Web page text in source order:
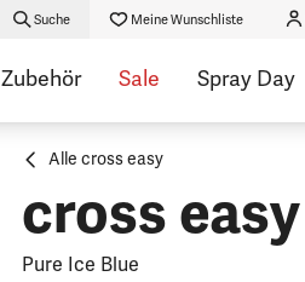
Suche Meine Wunschliste
Zubehör Sale Spray Day
Alle cross easy
cross easy
Pure Ice Blue